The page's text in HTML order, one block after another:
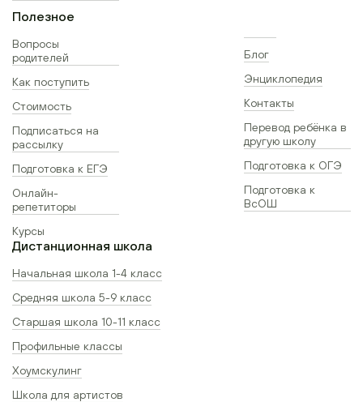
Полезное
Вопросы
родителей
Как поступить
Стоимость
Подписаться на
рассылку
Подготовка к ЕГЭ
Онлайн-
репетиторы
Курсы
Блог
Энциклопедия
Контакты
Перевод ребёнка в
другую школу
Подготовка к ОГЭ
Подготовка к
ВсОШ
Дистанционная школа
Начальная школа 1-4 класс
Средняя школа 5-9 класс
Старшая школа 10-11 класс
Профильные классы
Хоумскулинг
Школа для артистов